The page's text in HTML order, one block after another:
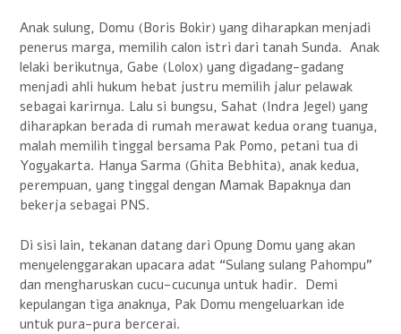
Anak sulung, Domu (Boris Bokir) yang diharapkan menjadi
penerus marga, memilih calon istri dari tanah Sunda. Anak
lelaki berikutnya, Gabe (Lolox) yang digadang-gadang
menjadi ahli hukum hebat justru memilih jalur pelawak
sebagai karirnya. Lalu si bungsu, Sahat (Indra Jegel) yang
diharapkan berada di rumah merawat kedua orang tuanya,
malah memilih tinggal bersama Pak Pomo, petani tua di
Yogyakarta. Hanya Sarma (Ghita Bebhita), anak kedua,
perempuan, yang tinggal dengan Mamak Bapaknya dan
bekerja sebagai PNS.
Di sisi lain, tekanan datang dari Opung Domu yang akan
menyelenggarakan upacara adat “Sulang sulang Pahompu”
dan mengharuskan cucu-cucunya untuk hadir. Demi
kepulangan tiga anaknya, Pak Domu mengeluarkan ide
untuk pura-pura bercerai.